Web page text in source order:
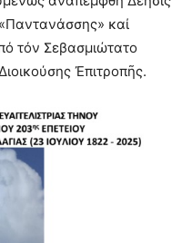
καί
τόν Σεβασμιώτατο
Ἐπιτροπῆς.